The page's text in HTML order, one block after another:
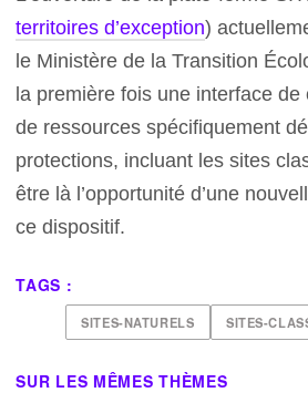
territoires d’exception)
le Ministère de la Transition
la première fois une interface
de ressources spécifiquement
protections, incluant les sites
être là l’opportunité d’une
ce dispositif.
TAGS :
SITES-NATURELS SITES-
SUR LES MÊMES THÈMES